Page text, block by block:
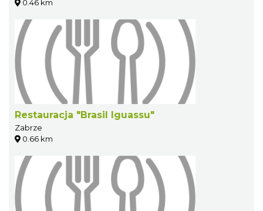
0.46 km
Restauracja "Brasil Iguassu"
Zabrze
0.66 km